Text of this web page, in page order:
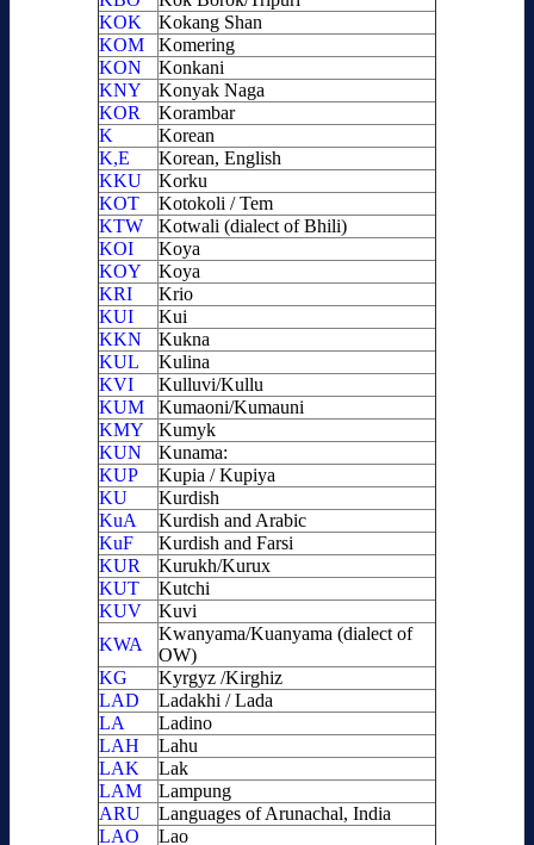
KOK
Kokang Shan
KOM
Komering
KON
Konkani
KNY
Konyak Naga
KOR
Korambar
K
Korean
K,E
Korean, English
KKU
Korku
KOT
Kotokoli / Tem
KTW
Kotwali (dialect of Bhili)
KOI
Koya
KOY
Koya
KRI
Krio
KUI
Kui
KKN
Kukna
KUL
Kulina
KVI
Kulluvi/Kullu
KUM
Kumaoni/Kumauni
KMY
Kumyk
KUN
Kunama:
KUP
Kupia / Kupiya
KU
Kurdish
KuA
Kurdish and Arabic
KuF
Kurdish and Farsi
KUR
Kurukh/Kurux
KUT
Kutchi
KUV
Kuvi
KWA
Kwanyama/Kuanyama (dialect of
OW)
KG
Kyrgyz /Kirghiz
LAD
Ladakhi / Lada
LA
Ladino
LAH
Lahu
LAK
Lak
LAM
Lampung
ARU
Languages of Arunachal, India
LAO
Lao